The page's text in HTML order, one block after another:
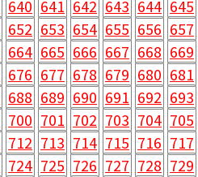
640 641 642 643 644 645
652 653 654 655 656 657
664 665 666 667 668 669
676 677 678 679 680 681
688 689 690 691 692 693
700 701 702 703 704 705
712 713 714 715 716 717
724 725 726 727 728 729